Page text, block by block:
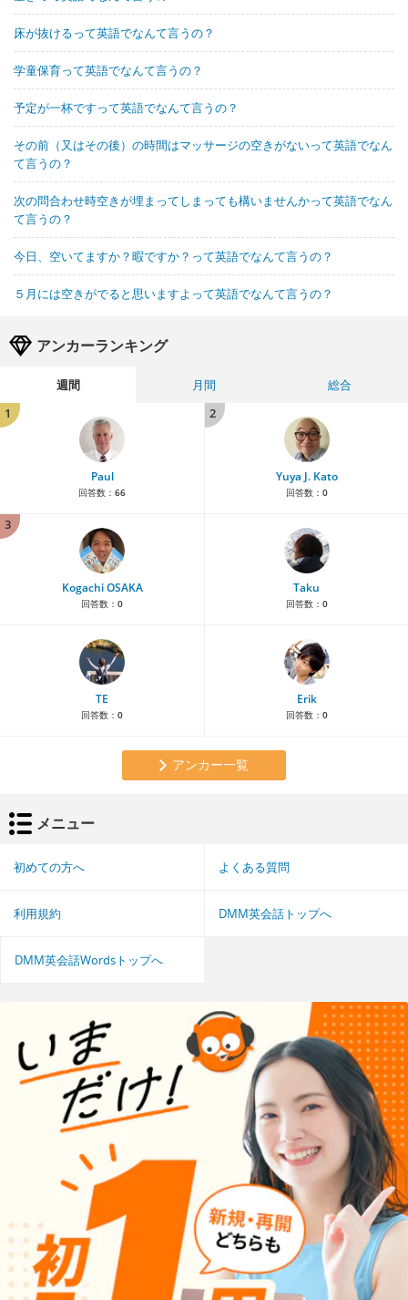
床が抜けるって英語でなんて言うの？
学童保育って英語でなんて言うの？
予定が一杯ですって英語でなんて言うの？
その前（又はその後）の時間はマッサージの空きがないって英語でなん
て言うの？
次の問合わせ時空きが埋まってしまっても構いませんかって英語でなん
て言うの？
今日、空いてますか？暇ですか？って英語でなんて言うの？
５月には空きがでると思いますよって英語でなんて言うの？
アンカーランキング
週間 月間
総合
1
Paul
回答数： 66
2
Yuya J. Kato
回答数： 0
3
Kogachi OSAKA
回答数： 0
Taku
回答数： 0
TE
回答数： 0
Erik
回答数： 0
アンカー一覧
メニュー
初めての方へ よくある質問
利用規約 DMM英会話トップへ
DMM英会話Wordsトップへ